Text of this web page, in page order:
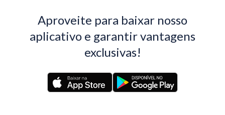
Aproveite para baixar nosso
aplicativo e garantir vantagens
exclusivas!